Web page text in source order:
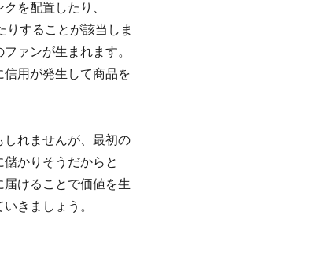
を配置したり、
することが該当しま
ァンが生まれます。
用が発生して商品を
れませんが、最初の
かりそうだからと
けることで価値を生
きましょう。